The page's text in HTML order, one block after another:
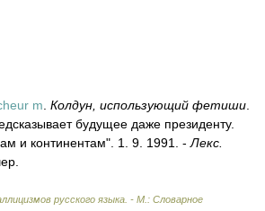
m Колдун, использующий фетиши
будущее даже президенту.
и континентам". 1. 9. 1991. - Лекс.
русского языка. - М.: Словарное